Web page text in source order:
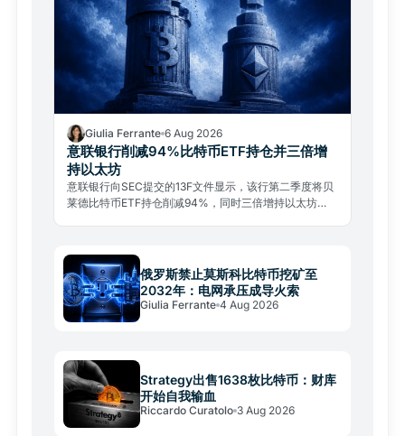
Giulia Ferrante 6 Aug 2026
意联银行削减94%比特币ETF持仓并三倍增
持以太坊
意联银行向SEC提交的13F文件显示，该行第二季度将贝
莱德比特币ETF持仓削减94%，同时三倍增持以太坊
俄罗斯禁止莫斯科比特币挖矿至
2032年：电网承压成导火索
Giulia Ferrante 4 Aug 2026
Strategy出售1638枚比特币：财库
开始自我输血
Riccardo Curatolo 3 Aug 2026